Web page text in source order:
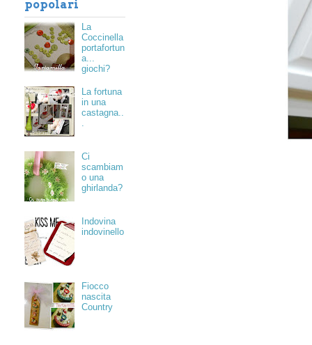
popolari
La
Coccinella
portafortun
a...
giochi?
La fortuna
in una
castagna..
.
Ci
scambiam
o una
ghirlanda?
Indovina
indovinello
Fiocco
nascita
Country